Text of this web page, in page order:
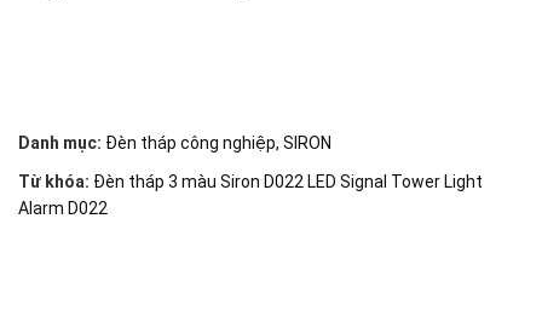
Danh mục: Đèn tháp công nghiệp, SIRON
Từ khóa: Đèn tháp 3 màu Siron D022 LED Signal Tower Light
Alarm D022